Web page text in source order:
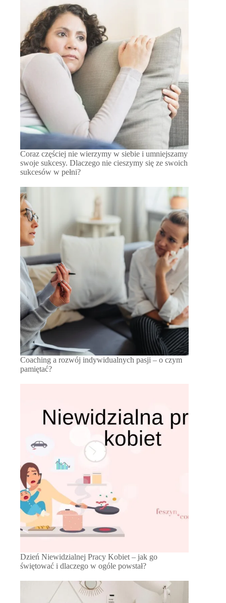
Coraz częściej nie wierzymy w siebie i umniejszamy
swoje sukcesy. Dlaczego nie cieszymy się ze swoich
sukcesów w pełni?
Coaching a rozwój indywidualnych pasji – o czym
pamiętać?
Dzień Niewidzialnej Pracy Kobiet – jak go
świętować i dlaczego w ogóle powstał?